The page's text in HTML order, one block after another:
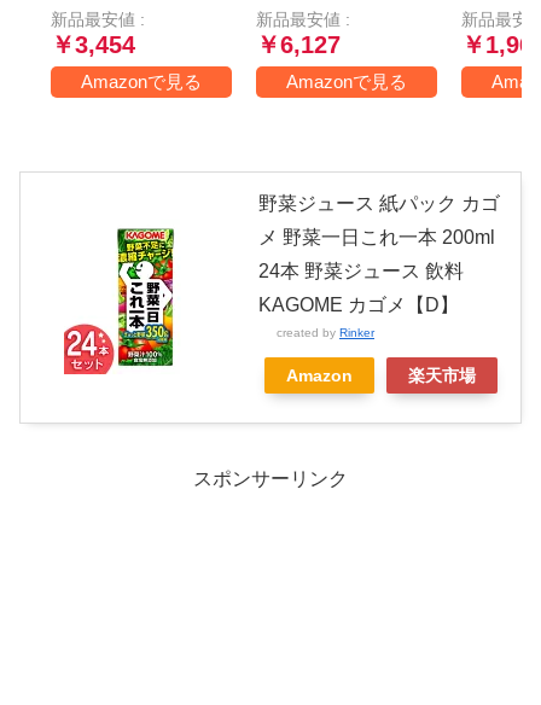
新品最安値 :
￥3,454
Amazonで見る
新品最安値 :
￥6,127
Amazonで見る
新品最安
￥
野菜ジュース 紙パック カゴ
メ 野菜一日これ一本 200ml
24本 野菜ジュース 飲料
KAGOME カゴメ【D】
created by Rinker
Amazon 楽天市場
スポンサーリンク